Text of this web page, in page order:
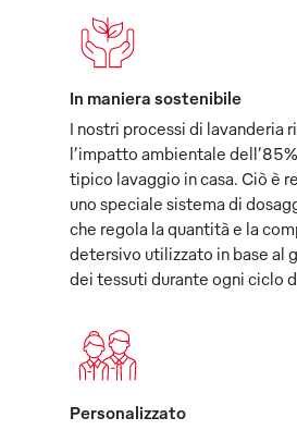
In maniera sostenibile
I nostri processi di lavanderia
l’impatto ambientale
tipico lavaggio in casa. Ciò è
uno speciale sistema di
che regola la quantità e la
detersivo utilizzato in base al
dei tessuti durante ogni ciclo
Personalizzato